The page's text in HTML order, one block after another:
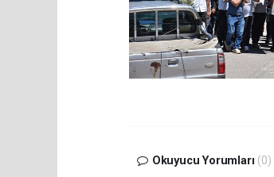
Okuyucu Yorumları (0)